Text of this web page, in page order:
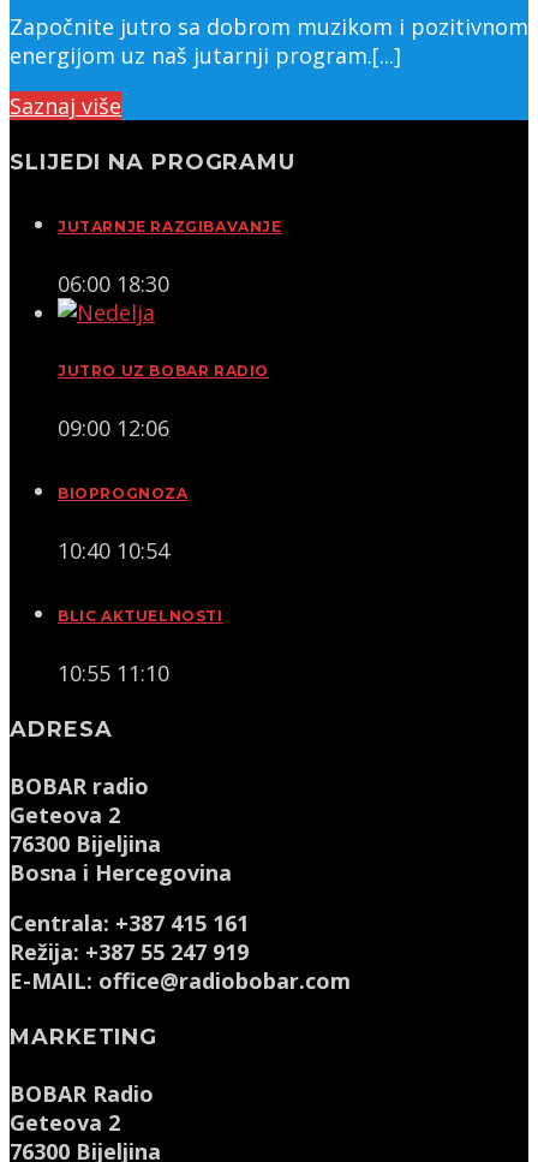
Započnite jutro sa dobrom muzikom i pozitivnom
energijom uz naš jutarnji program.[...]
Saznaj više
SLIJEDI NA PROGRAMU
JUTARNJE RAZGIBAVANJE
06:00 18:30
JUTRO UZ BOBAR RADIO
09:00 12:06
BIOPROGNOZA
10:40 10:54
BLIC AKTUELNOSTI
10:55 11:10
ADRESA
BOBAR radio
Geteova 2
76300 Bijeljina
Bosna i Hercegovina
Centrala: +387 415 161
Režija: +387 55 247 919
E-MAIL: office@radiobobar.com
MARKETING
BOBAR Radio
Geteova 2
76300 Bijeljina